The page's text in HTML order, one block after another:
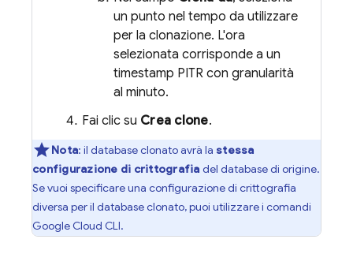
un punto nel tempo da utilizzare
per la clonazione. L'ora
selezionata corrisponde a un
timestamp PITR con granularità
al minuto.
Fai clic su Crea clone.
Nota: il database clonato avrà la stessa
configurazione di crittografia del database di origine.
Se vuoi specificare una configurazione di crittografia
diversa per il database clonato, puoi utilizzare i comandi
Google Cloud CLI.